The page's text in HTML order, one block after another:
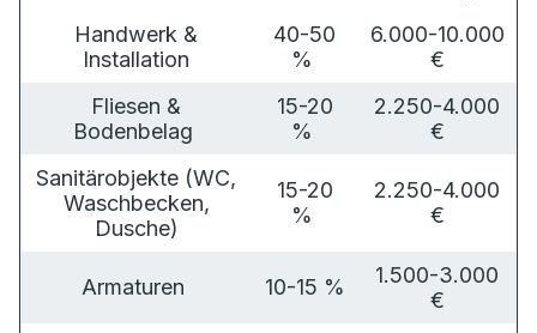
Handwerk &
Installation
40-50
%
6.000-10.000
€
Fliesen &
Bodenbelag
15-20
%
2.250-4.000
€
Sanitärobjekte (WC,
Waschbecken,
Dusche)
15-20
%
2.250-4.000
€
Armaturen 10-15 %
1.500-3.000
€